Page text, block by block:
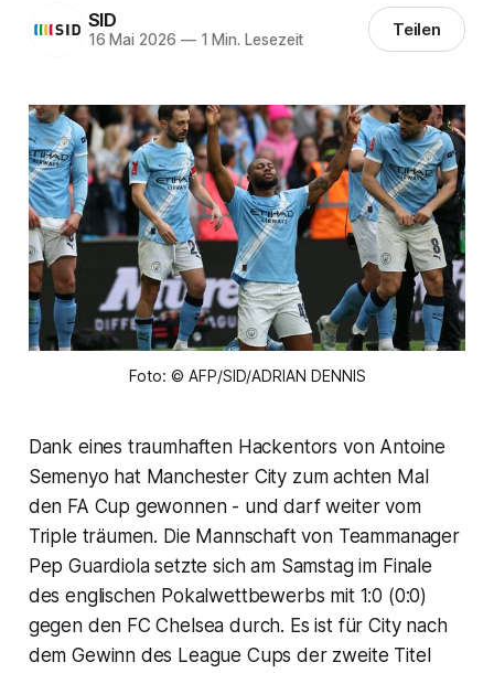
SID
16 Mai 2026 —1 Min. Lesezeit Teilen
Foto: © AFP/SID/ADRIAN DENNIS
Dank eines traumhaften Hackentors von Antoine
Semenyo hat Manchester City zum achten Mal
den FA Cup gewonnen - und darf weiter vom
Triple träumen. Die Mannschaft von Teammanager
Pep Guardiola setzte sich am Samstag im Finale
des englischen Pokalwettbewerbs mit 1:0 (0:0)
gegen den FC Chelsea durch. Es ist für City nach
dem Gewinn des League Cups der zweite Titel